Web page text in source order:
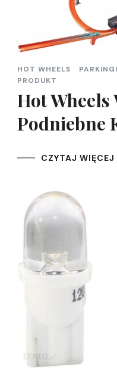
HOT WHEELS
PRODUKT
Hot Wheels
Podniebne
CZYTAJ WIĘCEJ